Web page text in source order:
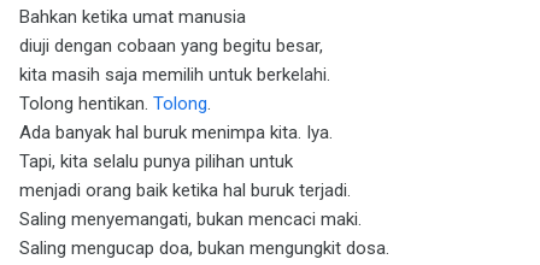
Bahkan ketika umat manusia
diuji dengan cobaan yang begitu besar,
kita masih saja memilih untuk berkelahi.
Tolong hentikan. Tolong.
Ada banyak hal buruk menimpa kita. Iya.
Tapi, kita selalu punya pilihan untuk
menjadi orang baik ketika hal buruk terjadi.
Saling menyemangati, bukan mencaci maki.
Saling mengucap doa, bukan mengungkit dosa.